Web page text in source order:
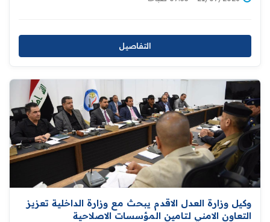
التفاصيل
وكيل وزارة العدل الاقدم يبحث مع وزارة الداخلية تعزيز
التعاون الامني لتامين المؤسسات الاصلاحية